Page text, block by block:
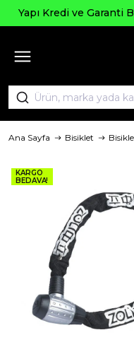
Yapı Kredi ve Garanti
Ana Sayfa Bisiklet
KARGO
BEDAVA!